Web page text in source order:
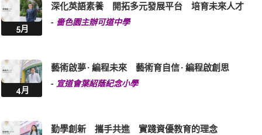
5月
深化英語素養 開拓多元發展平台 培育未來人才
- 嗇色園主辦可道中學
4月
藝術啟夢 · 編程未來 藝術育自信 · 編程啟創思
- 宣道會葉紹蔭紀念小學
勤學創新 攜手共進 實踐資優教育的理念